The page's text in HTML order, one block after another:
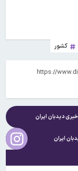
کشور
خبریدیدبان ایران
ایران